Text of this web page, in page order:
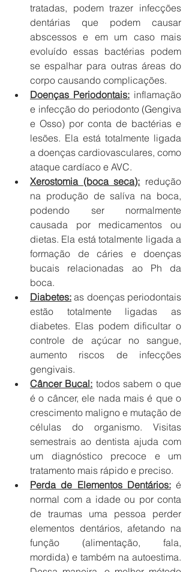
tratadas, podem trazer infecções
dentárias que podem causar
abscessos e em um caso mais
evoluído essas bactérias podem
se espalhar para outras áreas do
corpo causando complicações.
Doenças Periodontais: inflamação
e infecção do periodonto (Gengiva
e Osso) por conta de bactérias e
lesões. Ela está totalmente ligada
a doenças cardiovasculares, como
ataque cardíaco e AVC.
Xerostomia (boca seca): redução
na produção de salíva na boca,
podendo ser normalmente
causada por medicamentos ou
dietas. Ela está totalmente ligada a
formação de cáries e doenças
bucais relacionadas ao Ph da
boca.
Diabetes: as doenças periodontais
estão totalmente ligadas as
diabetes. Elas podem dificultar o
controle de açúcar no sangue,
aumento riscos de infecções
gengivais.
Câncer Bucal: todos sabem o que
é o câncer, ele nada mais é que o
crescimento maligno e mutação de
células do organismo. Visitas
semestrais ao dentista ajuda com
um diagnóstico precoce e um
tratamento mais rápido e preciso.
Perda de Elementos Dentários: é
normal com a idade ou por conta
de traumas uma pessoa perder
elementos dentários, afetando na
função (alimentação, fala,
mordida) e também na autoestima.